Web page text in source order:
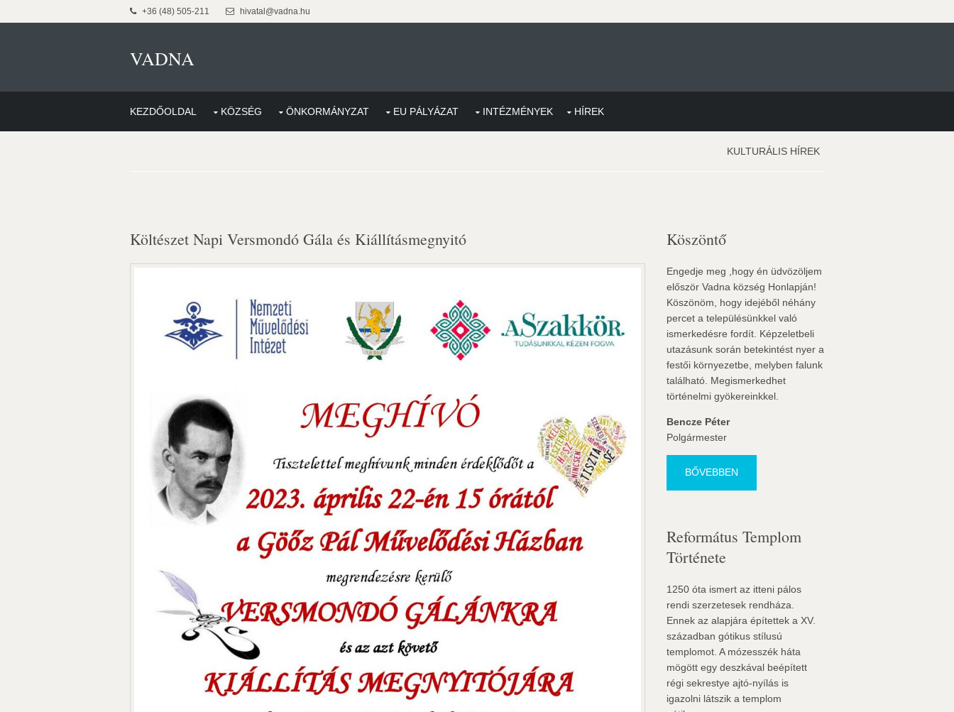
+36 (48) 505-211 hivatal@vadna.hu
VADNA
KEZDŐOLDAL KÖZSÉG ÖNKORMÁNYZAT EU PÁLYÁZAT INTÉZMÉNYEK HÍREK
KULTURÁLIS HÍREK
Költészet Napi Versmondó Gála és Kiállításmegnyitó Köszöntő
Engedje meg ,hogy én üdvözöljem
először Vadna község Honlapján!
Köszönöm, hogy idejéből néhány
percet a településünkkel való
ismerkedésre fordít. Képzeletbeli
utazásunk során betekintést nyer a
festői környezetbe, melyben falunk
található. Megismerkedhet
történelmi gyökereinkkel.
Bencze Péter
Polgármester
BŐVEBBEN
Református Templom
Története
1250 óta ismert az itteni pálos
rendi szerzetesek rendháza.
Ennek az alapjára építettek a XV.
században gótikus stílusú
templomot. A mózesszék háta
mögött egy deszkával beépített
régi sekrestye ajtó-nyílás is
igazolni látszik a templom